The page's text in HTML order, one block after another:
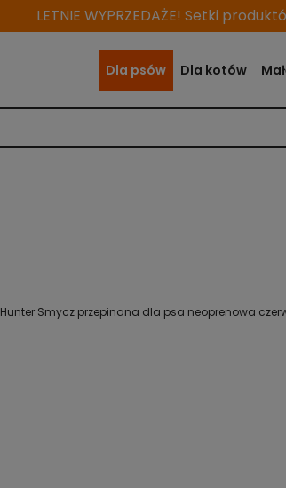
LETNIE WYPRZEDAŻE! Setki
Dla psów Dla kotów
Hunter Smycz przepinana dla psa neoprenowa